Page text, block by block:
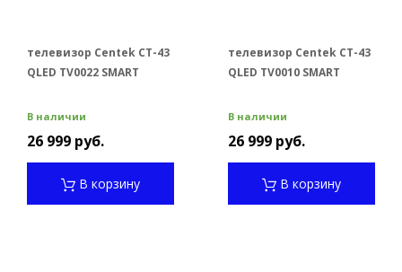
телевизор Centek CT-43
QLED TV0022 SMART
В наличии
26 999 руб.
В корзину
телевизор Centek CT-43
QLED TV0010 SMART
В наличии
26 999 руб.
В корзину